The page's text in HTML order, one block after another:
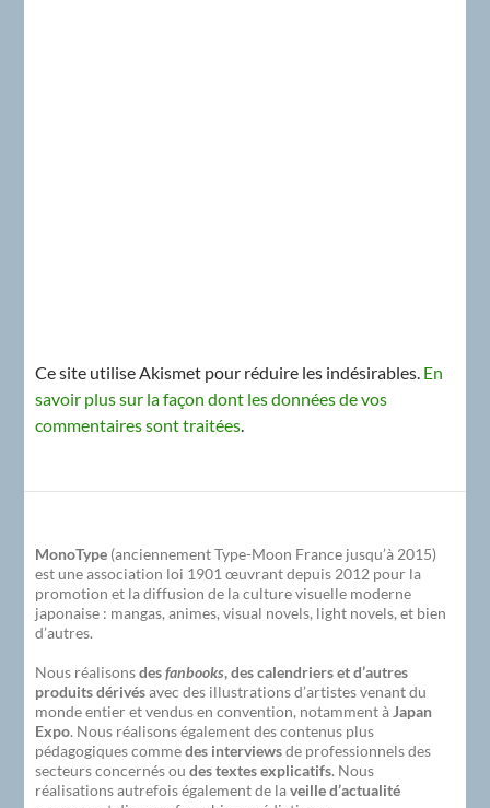
Ce site utilise Akismet pour réduire les indésirables. En
savoir plus sur la façon dont les données de vos
commentaires sont traitées.
MonoType (anciennement Type-Moon France jusqu’à 2015)
est une association loi 1901 œuvrant depuis 2012 pour la
promotion et la diffusion de la culture visuelle moderne
japonaise : mangas, animes, visual novels, light novels, et bien
d’autres.
Nous réalisonsdesfanbooks, des calendriers et d’autres
produits dérivésavec des illustrations d’artistes venant du
monde entier et vendus en convention, notamment à Japan
Expo. Nous réalisons également des contenus plus
pédagogiques commedes interviewsde professionnels des
secteurs concernés oudes textes explicatifs. Nous
réalisations autrefois également de laveille d’actualité